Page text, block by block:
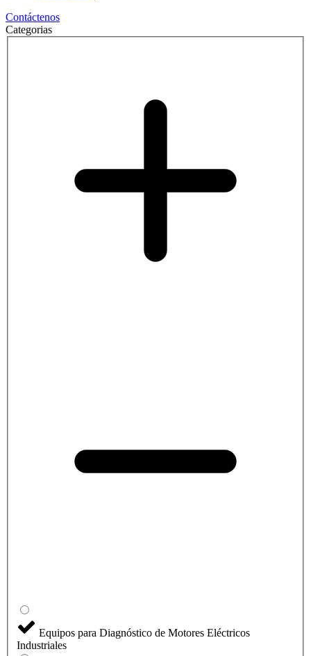
Contáctenos
Categorias
Equipos para Diagnóstico de Motores Eléctricos
Industriales